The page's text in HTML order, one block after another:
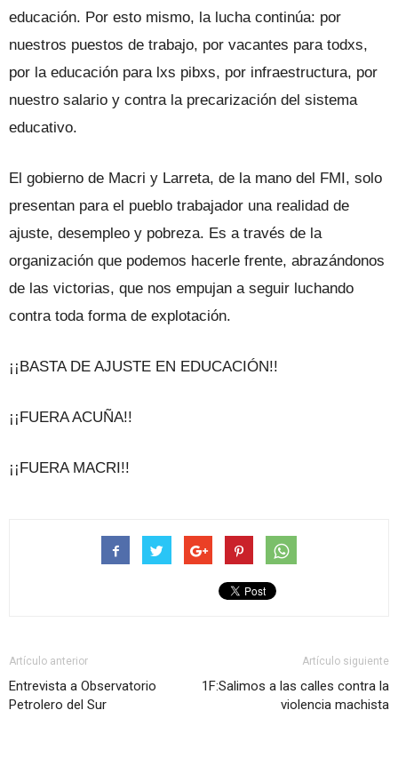
educación. Por esto mismo, la lucha continúa: por
nuestros puestos de trabajo, por vacantes para todxs,
por la educación para lxs pibxs, por infraestructura, por
nuestro salario y contra la precarización del sistema
educativo.
El gobierno de Macri y Larreta, de la mano del FMI, solo
presentan para el pueblo trabajador una realidad de
ajuste, desempleo y pobreza. Es a través de la
organización que podemos hacerle frente, abrazándonos
de las victorias, que nos empujan a seguir luchando
contra toda forma de explotación.
¡¡BASTA DE AJUSTE EN EDUCACIÓN!!
¡¡FUERA ACUÑA!!
¡¡FUERA MACRI!!
Artículo anterior
Entrevista a Observatorio
Petrolero del Sur
Artículo siguiente
1F:Salimos a las calles contra la
violencia machista